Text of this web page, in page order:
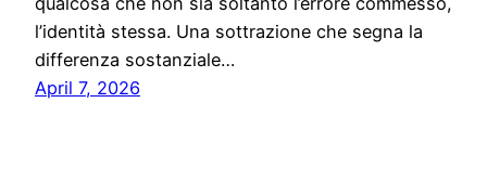
l’identità stessa. Una sottrazione che segna la
differenza sostanziale…
April 7, 2026